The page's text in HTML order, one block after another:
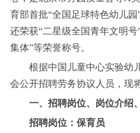
育部首批“全国足球特色幼儿
还荣获“二星级全国青年文明
集体”等荣誉称号。
根据中国儿童中心实验幼
会公开招聘劳务协议人员，现
一、招聘岗位、岗位介绍
招聘岗位：保育员